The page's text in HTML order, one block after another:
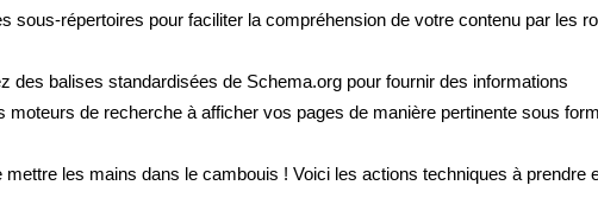
sous-répertoires pour faciliter la compréhension de votre contenu par les
des balises standardisées de Schema.org pour fournir des informations
de recherche à afficher vos pages de manière pertinente sous
les mains dans le cambouis ! Voici les actions techniques à prendre